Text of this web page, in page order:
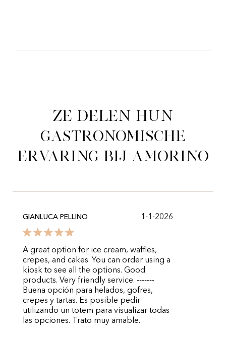
Ze delen hun
gastronomische
ervaring bij Amorino
GIANLUCA PELLINO 1-1-2026
A great option for ice cream, waffles,
crepes, and cakes. You can order using a
kiosk to see all the options. Good
products. Very friendly service. -------
Buena opción para helados, gofres,
crepes y tartas. Es posible pedir
utilizando un totem para visualizar todas
las opciones. Trato muy amable.